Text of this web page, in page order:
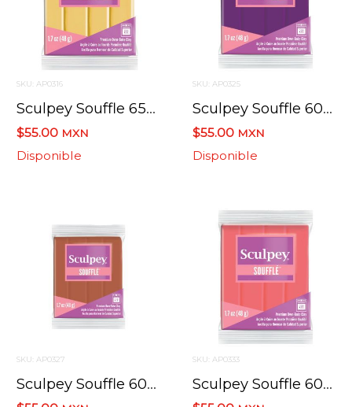
SKU: AP0316
Sculpey Souffle 6521 Amarillo Ocre/yellow Ochre 48.2 G
$55.00 MXN
Disponible
SKU: AP0325
Sculpey Souffle 6002 Uva / Grape 48.2 Grs
$55.00 MXN
Disponible
SKU: AP0327
Sculpey Souffle 6007 Shamock / Trebol 48.2 Grs
SKU: AP0333
Sculpey Souffle 6009 Mandarin / Mandarina 48.2 Grs